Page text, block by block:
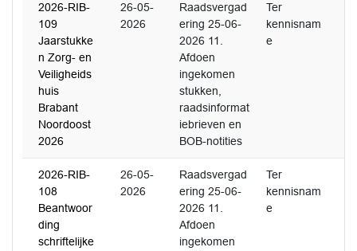
2026-RIB-
109
Jaarstukke
n Zorg- en
Veiligheids
huis
Brabant
Noordoost
2026
26-05-
2026
Raadsvergad
ering 25-06-
2026 11.
Afdoen
ingekomen
stukken,
raadsinformat
iebrieven en
BOB-notities
Ter
kennisnam
e
2026-RIB-
108
Beantwoor
ding
schriftelijke
26-05-
2026
Raadsvergad
ering 25-06-
2026 11.
Afdoen
ingekomen
Ter
kennisnam
e